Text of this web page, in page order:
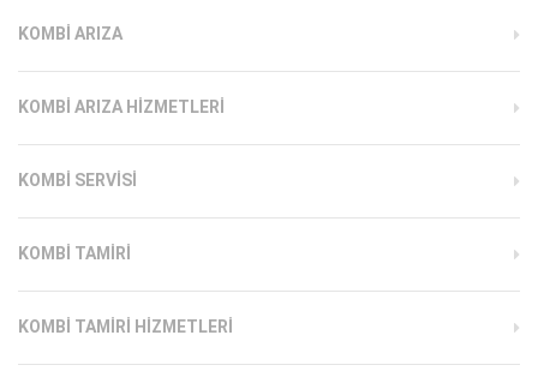
KOMBI ARIZA
KOMBI ARIZA HIZMETLERI
KOMBI SERVISI
KOMBI TAMIRI
KOMBI TAMIRI HIZMETLERI